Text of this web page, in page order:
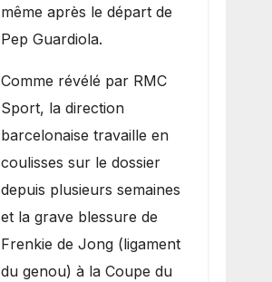
même après le départ de
Pep Guardiola.
​Comme révélé par RMC
Sport, la direction
barcelonaise travaille en
coulisses sur le dossier
depuis plusieurs semaines
et la grave blessure de
Frenkie de Jong (ligament
du genou) à la Coupe du